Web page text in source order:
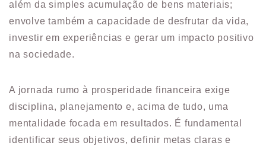
além da simples acumulação de bens materiais;
envolve também a capacidade de desfrutar da vida,
investir em experiências e gerar um impacto positivo
na sociedade.
A jornada rumo à prosperidade financeira exige
disciplina, planejamento e, acima de tudo, uma
mentalidade focada em resultados. É fundamental
identificar seus objetivos, definir metas claras e